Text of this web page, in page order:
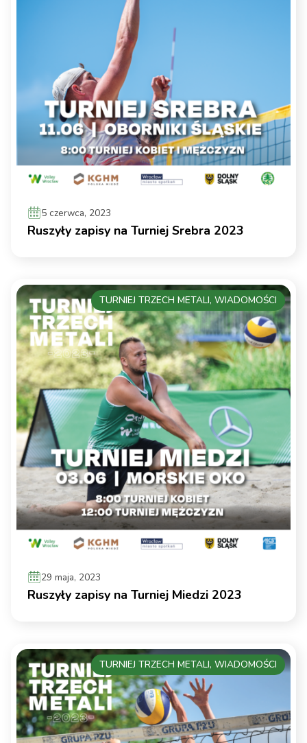
5 czerwca, 2023
Ruszyły zapisy na Turniej Srebra 2023
29 maja, 2023
Ruszyły zapisy na Turniej Miedzi 2023
TURNIEJ TRZECH METALI, WIADOMOŚCI
TURNIEJ TRZECH METALI, WIADOMOŚCI